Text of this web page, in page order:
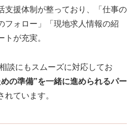
支援体制が整っており、「仕事の
フォロー」「現地求人情報の紹
が充実。
談にもスムーズに対応してお
の準備”を一緒に進められるパー
れています。